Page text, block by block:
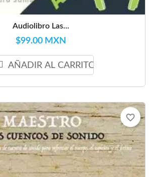
Audiolibro Las...
$99.00 MXN
AÑADIR AL CARRITO
favorite_border